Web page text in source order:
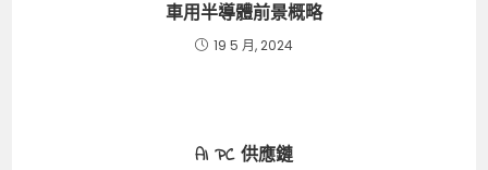
車用半導體前景概略
19 5 月, 2024
AI PC 供應鏈